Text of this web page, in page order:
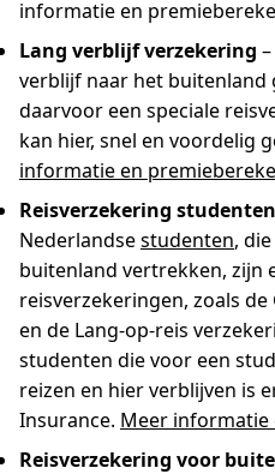
informatie en
Lang verblijf verzekering
verblijf naar het buitenland
daarvoor een speciale
kan hier, snel en voordelig
informatie en
Reisverzekering studenten
Nederlandsestudenten,
buitenland vertrekken, zijn
reisverzekeringen, zoals
en de Lang-op-reis
studenten die voor een
reizen en hier verblijven is
Insurance. Meer informatie
Reisverzekering voor